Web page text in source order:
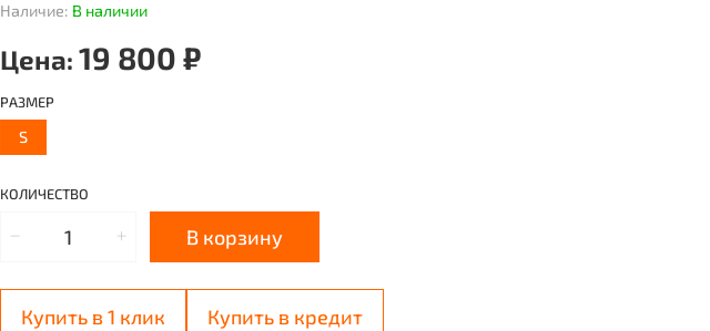
Наличие: В наличии
Цена: 19 800 ₽
КОЛИЧЕСТВО
В корзину
Купить в 1 клик Купить в кредит
РАЗМЕР
S